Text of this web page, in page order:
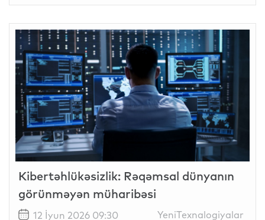
Kibertəhlükəsizlik: Rəqəmsal dünyanın
görünməyən müharibəsi
12 İyun 2026 09:30 YeniTexnalogiyalar